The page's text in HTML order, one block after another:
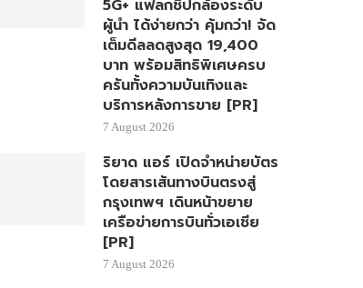
5G+ แฟลกชิปกล้องระดับ
ผู้นำ ได้ง่ายกว่า คุ้มกว่า! จัด
เต็มดีลลดสูงสุด 19,400
บาท พร้อมสิทธิพิเศษครบ
ครันทั้งความบันเทิงและ
บริการหลังการขาย [PR]
7 August 2026
ริยาด แอร์ เปิดจำหน่ายบัตร
โดยสารเส้นทางบินตรงสู่
กรุงเทพฯ เดินหน้าขยาย
เครือข่ายการบินทั่วเอเชีย
[PR]
7 August 2026